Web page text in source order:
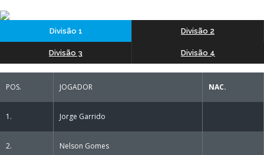
Divisão 1 Divisão 2
Divisão 3 Divisão 4
POS. JOGADOR NAC.
1. Jorge Garrido
2. Nelson Gomes